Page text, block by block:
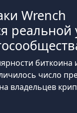
Wrench
реальной
биткоина
число
владельцев